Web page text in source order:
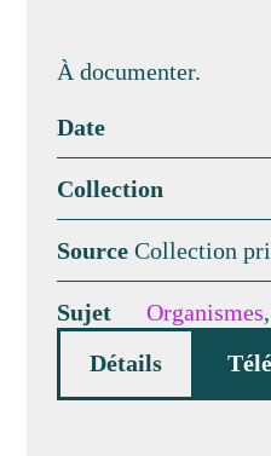
À documenter.
Date
Collection
Source Collection
Sujet Organismes,
Détails